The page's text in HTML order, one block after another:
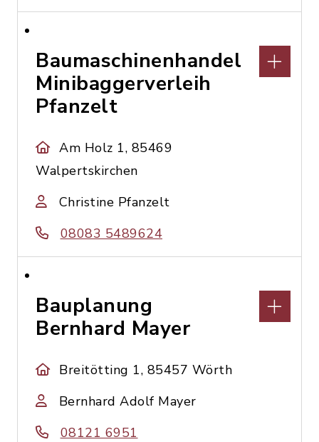
Baumaschinenhandel
Minibaggerverleih
Pfanzelt
Am Holz 1, 85469
Walpertskirchen
Christine Pfanzelt
08083 5489624
Bauplanung
Bernhard Mayer
Breitötting 1, 85457 Wörth
Bernhard Adolf Mayer
08121 6951